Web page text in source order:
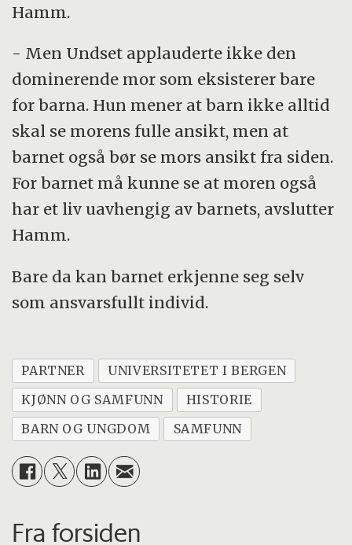
Hamm.
- Men Undset applauderte ikke den
dominerende mor som eksisterer bare
for barna. Hun mener at barn ikke alltid
skal se morens fulle ansikt, men at
barnet også bør se mors ansikt fra siden.
For barnet må kunne se at moren også
har et liv uavhengig av barnets, avslutter
Hamm.
Bare da kan barnet erkjenne seg selv
som ansvarsfullt individ.
PARTNER
UNIVERSITETET I BERGEN
KJØNN OG SAMFUNN
HISTORIE
BARN OG UNGDOM
SAMFUNN
Fra forsiden